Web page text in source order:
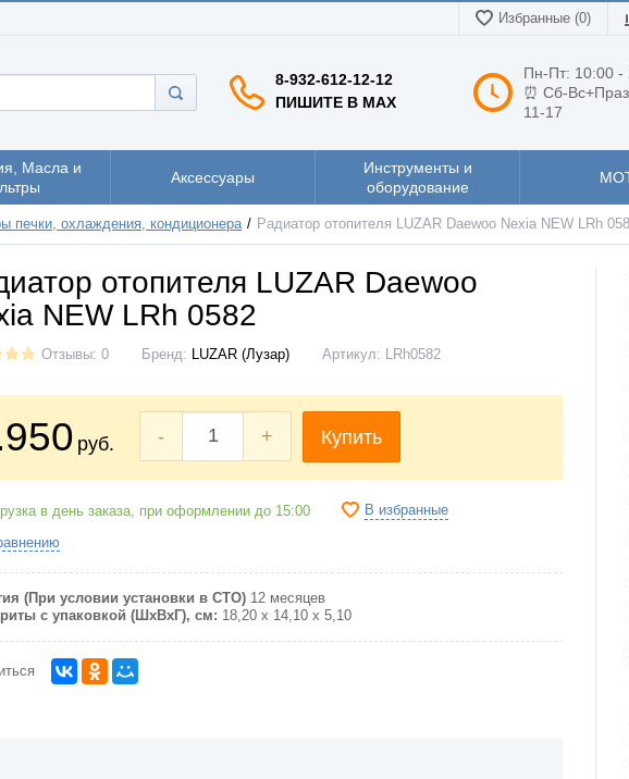
Избранные (0)
8-932-612-12-12
ПИШИТЕ В MAX
Пн-Пт: 10:00 -
⏰ Сб-
11-17
Масла и
Аксессуары
Инструменты и
оборудование
печки, охлаждения, кондиционера Радиатор отопителя LUZAR Daewoo Nexia NEW LRh
отопителя LUZAR Daewoo
NEW LRh 0582
Отзывы: 0 Бренд: LUZAR (Лузар) Артикул: LRh0582
руб. - + Купить
в день заказа, при оформлении до 15:00 В избранные
(При условии установки в СТО) 12 месяцев
с упаковкой (ШxВxГ), см: 18,20 x 14,10 x 5,10